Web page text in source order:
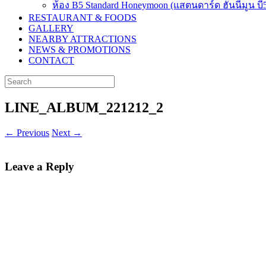
ห้อง B5 Standard Honeymoon (แสตนดาร์ด ฮันนีมูน บี
RESTAURANT & FOODS
GALLERY
NEARBY ATTRACTIONS
NEWS & PROMOTIONS
CONTACT
Search
for:
LINE_ALBUM_221212_2
← Previous Next →
Leave a Reply